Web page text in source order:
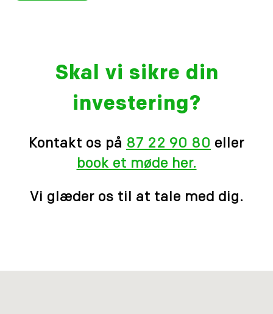
Skal vi sikre din
investering?
Kontakt os på 87 22 90 80 eller
book et møde her.
Vi glæder os til at tale med dig.